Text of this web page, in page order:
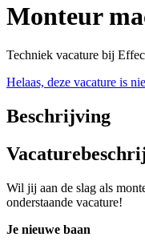
Monteur
Techniek vacature bij
Helaas, deze vacature is
Beschrijving
Wil jij aan de slag als
onderstaande vacature!
Je nieuwe baan